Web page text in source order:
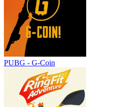
PUBG - G-Coin